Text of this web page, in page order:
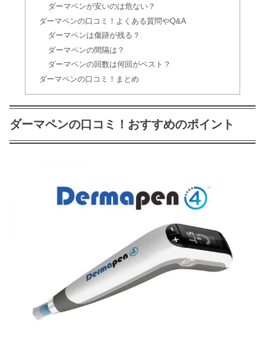
【眉毛】アートメイクが仙台で安い人
気4選｜リップ＆4D・3Dモニターも
【エラ・肩】ボトックスin札幌｜安い&
保険おすすめの病院・皮膚科11選
おすすめ皮膚科12選《歯ぎしり・ふく
ニキビ跡の治療が東京で安い！おすす
めクリニック10選
【痩身＆二重顎】ハイフが札幌で安
い！美容外科8選《リニア有》
ダーマペンが安いのは危ない？
ダーマペンの口コミ！よくある質問やQ&A
ダーマペンは傷跡が残る？
ダーマペンの間隔は？
ダーマペンの回数は何回がベスト？
ダーマペンの口コミ！まとめ
ダーマペンの口コミ！おすすめのポイント